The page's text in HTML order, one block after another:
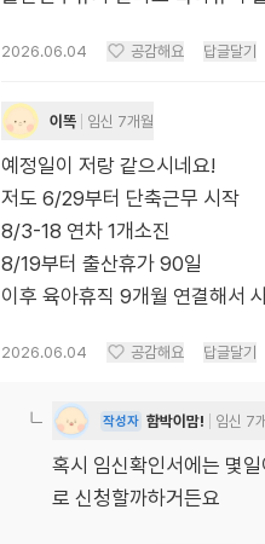
2026.06.04 공감해요 답글달기
이똑 임신 7개월
예정일이 저랑 같으시네요!
저도 6/29부터 단축근무 시작
8/3-18 연차 1개소진
8/19부터 출산휴가 90일
이후 육아휴직 9개월 연결해서
2026.06.04 공감해요 답글달기
작성자 함박이맘! 임신 7
혹시 임신확인서에는 몇
로 신청할까하거든요